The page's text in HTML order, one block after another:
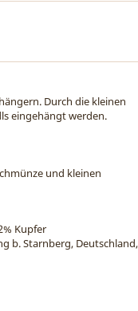
Durch die kleinen
eingehängt werden.
und kleinen
Kupfer
b. Starnberg, Deutschland,